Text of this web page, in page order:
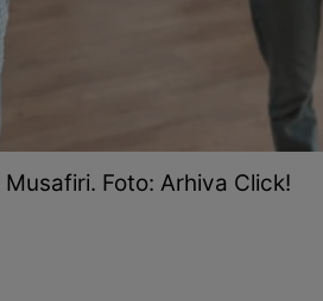
Musafiri. Foto: Arhiva Click!